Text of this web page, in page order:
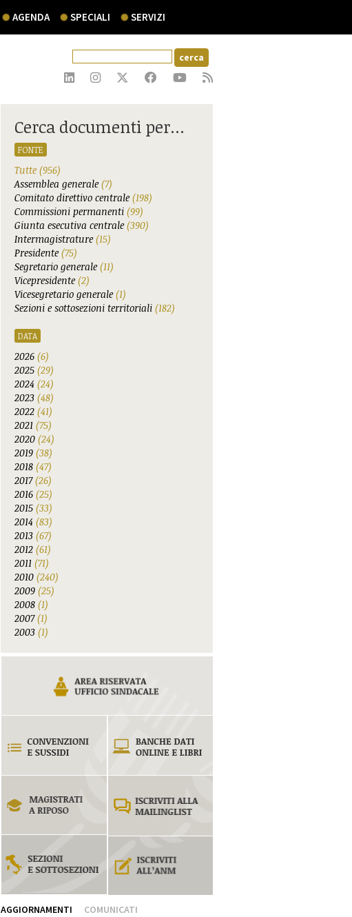
AGENDA SPECIALI SERVIZI
Cerca documenti per...
FONTE
Tutte(956)
Assemblea generale(7)
Comitato direttivo centrale(198)
Commissioni permanenti (99)
Giunta esecutiva centrale(390)
Intermagistrature(15)
Presidente(75)
Segretario generale(11)
Vicepresidente(2)
Vicesegretario generale(1)
Sezioni e sottosezioni territoriali (182)
DATA
2026 (6)
2025 (29)
2024 (24)
2023 (48)
2022 (41)
2021 (75)
2020 (24)
2019 (38)
2018 (47)
2017(26)
2016 (25)
2015 (33)
2014 (83)
2013 (67)
2012 (61)
2011 (71)
2010 (240)
2009 (25)
2008 (1)
2007(1)
2003 (1)
AGGIORNAMENTI COMUNICATI